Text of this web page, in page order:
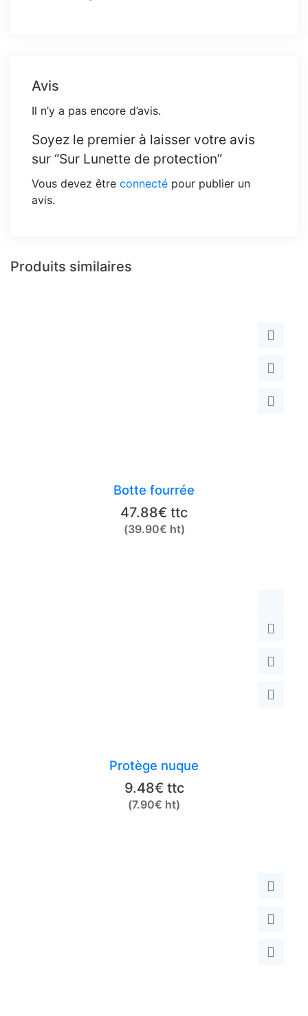
Avis
Il n’y a pas encore d’avis.
Soyez le premier à laisser votre avis
sur “Sur Lunette de protection”
Vous devez être connecté pour publier un
avis.
Produits similaires
Botte fourrée
47.88€ ttc
(39.90€ ht)
Protège nuque
9.48€ ttc
(7.90€ ht)